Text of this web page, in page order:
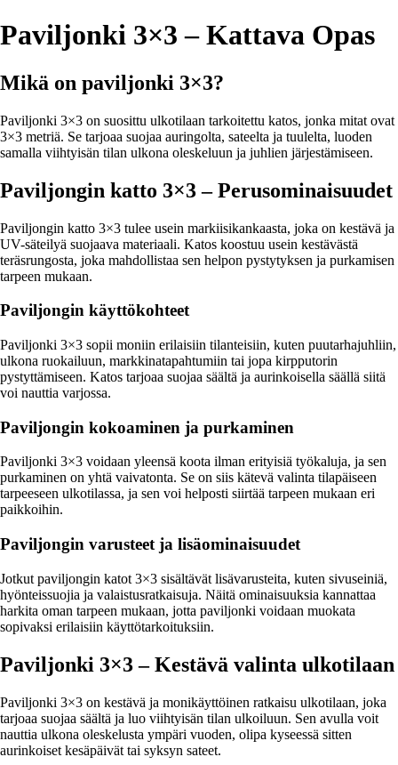
Paviljonki 3×3 – Kattava Opas
Mikä on paviljonki 3×3?
Paviljonki 3×3 on suosittu ulkotilaan tarkoitettu katos, jonka mitat ovat
3×3 metriä. Se tarjoaa suojaa auringolta, sateelta ja tuulelta, luoden
samalla viihtyisän tilan ulkona oleskeluun ja juhlien järjestämiseen.
Paviljongin katto 3×3 – Perusominaisuudet
Paviljongin katto 3×3 tulee usein markiisikankaasta, joka on kestävä ja
UV-säteilyä suojaava materiaali. Katos koostuu usein kestävästä
teräsrungosta, joka mahdollistaa sen helpon pystytyksen ja purkamisen
tarpeen mukaan.
Paviljongin käyttökohteet
Paviljonki 3×3 sopii moniin erilaisiin tilanteisiin, kuten puutarhajuhliin,
ulkona ruokailuun, markkinatapahtumiin tai jopa kirpputorin
pystyttämiseen. Katos tarjoaa suojaa säältä ja aurinkoisella säällä siitä
voi nauttia varjossa.
Paviljongin kokoaminen ja purkaminen
Paviljonki 3×3 voidaan yleensä koota ilman erityisiä työkaluja, ja sen
purkaminen on yhtä vaivatonta. Se on siis kätevä valinta tilapäiseen
tarpeeseen ulkotilassa, ja sen voi helposti siirtää tarpeen mukaan eri
paikkoihin.
Paviljongin varusteet ja lisäominaisuudet
Jotkut paviljongin katot 3×3 sisältävät lisävarusteita, kuten sivuseiniä,
hyönteissuojia ja valaistusratkaisuja. Näitä ominaisuuksia kannattaa
harkita oman tarpeen mukaan, jotta paviljonki voidaan muokata
sopivaksi erilaisiin käyttötarkoituksiin.
Paviljonki 3×3 – Kestävä valinta ulkotilaan
Paviljonki 3×3 on kestävä ja monikäyttöinen ratkaisu ulkotilaan, joka
tarjoaa suojaa säältä ja luo viihtyisän tilan ulkoiluun. Sen avulla voit
nauttia ulkona oleskelusta ympäri vuoden, olipa kyseessä sitten
aurinkoiset kesäpäivät tai syksyn sateet.